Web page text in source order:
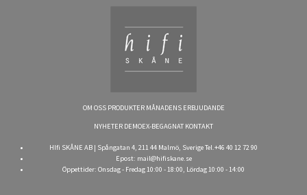
OM OSS PRODUKTER MÅNADENS ERBJUDANDE
NYHETER DEMOEX-BEGAGNAT KONTAKT
HIfi SKÅNE AB | Spångatan 4, 211 44 Malmö, Sverige Tel.+46 40 12 72 90
Epost: mail@hifiskane.se
Öppettider: Onsdag - Fredag 10:00 - 18:00, Lördag 10:00 - 14:00